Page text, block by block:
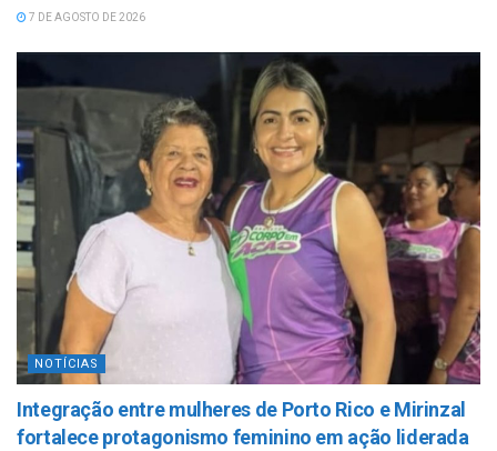
7 DE AGOSTO DE 2026
NOTÍCIAS
Integração entre mulheres de Porto Rico e Mirinzal
fortalece protagonismo feminino em ação liderada